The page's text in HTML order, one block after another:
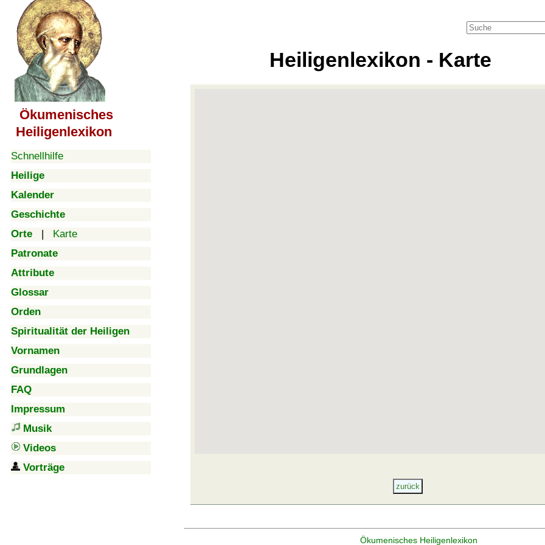
Ökumenisches
Heiligenlexikon
Schnellhilfe
Heilige
Kalender
Geschichte
Orte | Karte
Patronate
Attribute
Glossar
Orden
Spiritualität der Heiligen
Vornamen
Grundlagen
FAQ
Impressum
Musik
Videos
Vorträge
Heiligenlexikon - Karte
Ökumenisches Heiligenlexikon